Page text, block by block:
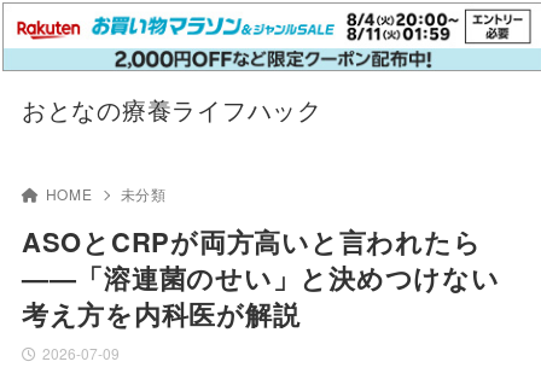
おとなの療養ライフハック
HOME 未分類
ASOとCRPが両方高いと言われたら
——「溶連菌のせい」と決めつけない
考え方を内科医が解説
2026-07-09